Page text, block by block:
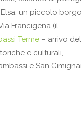
un piccolo
Francigena (il
Terme – arrivo
e culturali,
e San